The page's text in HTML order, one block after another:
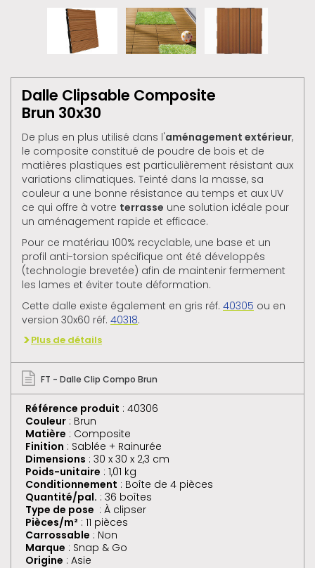
Dalle Clipsable Composite
Brun 30x30
De plus en plus utilisé dans l'aménagement extérieur,
le composite constitué de poudre de bois et de
matières plastiques est particulièrement résistant aux
variations climatiques. Teinté dans la masse, sa
couleur a une bonne résistance au temps et aux UV
ce qui offre à votre terrasse une solution idéale pour
un aménagement rapide et efficace.
Pour ce matériau 100% recyclable, une base et un
profil anti-torsion spécifique ont été développés
(technologie brevetée) afin de maintenir fermement
les lames et éviter toute déformation.
Cette dalle existe également en gris réf. 40305 ou en
version 30x60 réf. 40318.
Plus de détails
FT - Dalle Clip Compo Brun
Référence produit : 40306
Couleur : Brun
Matière : Composite
Finition : Sablée + Rainurée
Dimensions : 30 x 30 x 2,3 cm
Poids-unitaire : 1,01 kg
Conditionnement : Boîte de 4 pièces
Quantité/pal. : 36 boîtes
Type de pose : À clipser
Pièces/m² : 11 pièces
Carrossable : Non
Marque : Snap & Go
Origine : Asie